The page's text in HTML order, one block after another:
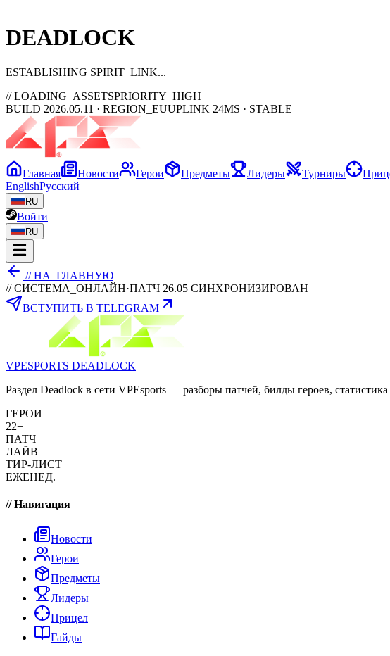
DEADLOCK
ESTABLISHING SPIRIT_LINK
// LOADING_ASSETSPRIORITY_HIGH
BUILD 2026.05.11 · REGION_EUUPLINK 24MS · STABLE
Главная Новости Герои Предметы Лидеры Турниры
EnglishРусский
RU
Войти
RU
// НА_ГЛАВНУЮ
// СИСТЕМА_ОНЛАЙН·ПАТЧ 26.05 СИНХРОНИЗИРОВАН
ВСТУПИТЬ В TELEGRAM
VPESPORTS DEADLOCK
Раздел Deadlock в сети VPEsports — разборы патчей, билды героев,
ГЕРОИ
22+
ПАТЧ
ЛАЙВ
ТИР-ЛИСТ
ЕЖЕНЕД.
// Навигация
Новости
Герои
Предметы
Лидеры
Прицел
Гайды